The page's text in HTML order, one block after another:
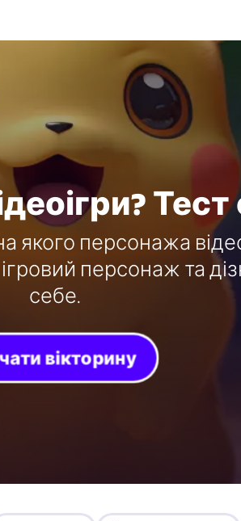
Тест
якого персонажа
персонаж та
себе.
вікторину